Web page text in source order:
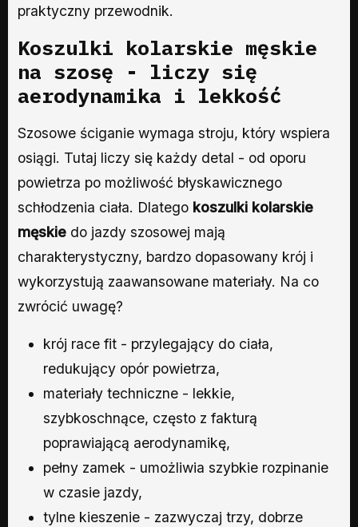
praktyczny przewodnik.
Koszulki kolarskie męskie
na szosę - liczy się
aerodynamika i lekkość
Szosowe ściganie wymaga stroju, który wspiera
osiągi. Tutaj liczy się każdy detal - od oporu
powietrza po możliwość błyskawicznego
schłodzenia ciała. Dlatego koszulki kolarskie
męskie do jazdy szosowej mają
charakterystyczny, bardzo dopasowany krój i
wykorzystują zaawansowane materiały. Na co
zwrócić uwagę?
krój race fit - przylegający do ciała,
redukujący opór powietrza,
materiały techniczne - lekkie,
szybkoschnące, często z fakturą
poprawiającą aerodynamikę,
pełny zamek - umożliwia szybkie rozpinanie
w czasie jazdy,
tylne kieszenie - zazwyczaj trzy, dobrze